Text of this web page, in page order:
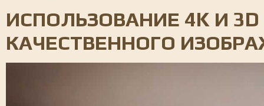
ИСПОЛЬЗОВАНИЕ 4K И
КАЧЕСТВЕННОГО